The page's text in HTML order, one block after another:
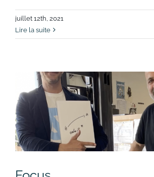
juillet 12th, 2021
Lire la suite